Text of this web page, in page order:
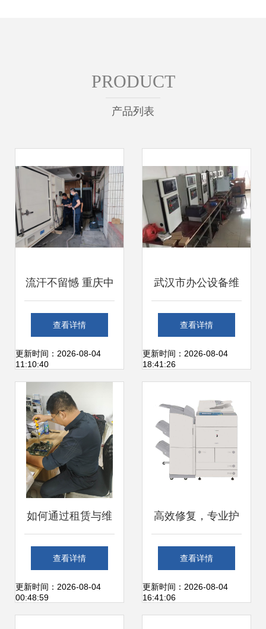
PRODUCT
产品列表
流汗不留憾 重庆中
烟重庆卷烟厂不惧
高温打好停产检修
攻坚战
查看详情
更新时间：2026-08-04
11:10:40
武汉市办公设备维
修 计算机及办公设
备维修全攻略
查看详情
更新时间：2026-08-04
18:41:26
如何通过租赁与维
护降本增效
查看详情
更新时间：2026-08-04
00:48:59
高效修复，专业护
航 静安区佳能复印
机开机不亮问题解
查看详情
更新时间：2026-08-04
16:41:06